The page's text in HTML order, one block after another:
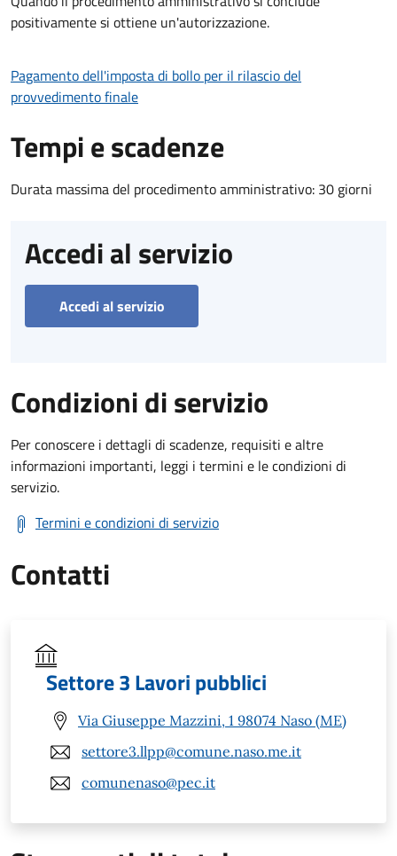
positivamente si ottiene un'autorizzazione.
Pagamento dell'imposta di bollo per il rilascio del
provvedimento finale
Tempi e scadenze
Durata massima del procedimento amministrativo: 30 giorni
Accedi al servizio
Accedi al servizio
Condizioni di servizio
Per conoscere i dettagli di scadenze, requisiti e altre
informazioni importanti, leggi i termini e le condizioni di
servizio.
Termini e condizioni di servizio
Contatti
Settore 3 Lavori pubblici
Via Giuseppe Mazzini, 1 98074 Naso (ME)
settore3.llpp@comune.naso.me.it
comunenaso@pec.it